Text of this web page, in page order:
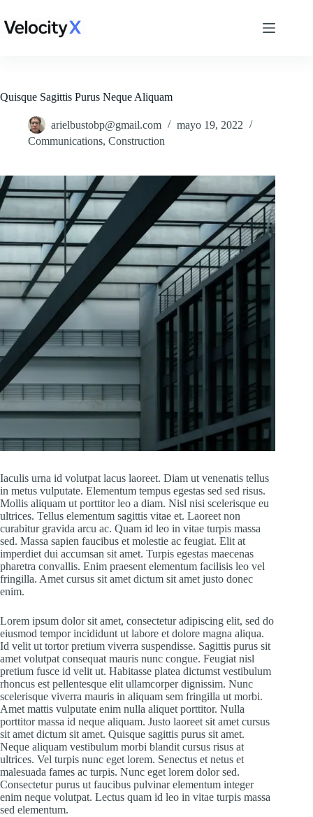
al
contenido
Quisque Sagittis Purus Neque Aliquam
arielbustobp@gmail.com
mayo 19, 2022
Communications, Construction
Iaculis urna id volutpat lacus laoreet. Diam ut venenatis tellus
in metus vulputate. Elementum tempus egestas sed sed risus.
Mollis aliquam ut porttitor leo a diam. Nisl nisi scelerisque eu
ultrices. Tellus elementum sagittis vitae et. Laoreet non
curabitur gravida arcu ac. Quam id leo in vitae turpis massa
sed. Massa sapien faucibus et molestie ac feugiat. Elit at
imperdiet dui accumsan sit amet. Turpis egestas maecenas
pharetra convallis. Enim praesent elementum facilisis leo vel
fringilla. Amet cursus sit amet dictum sit amet justo donec
enim.
Lorem ipsum dolor sit amet, consectetur adipiscing elit, sed do
eiusmod tempor incididunt ut labore et dolore magna aliqua.
Id velit ut tortor pretium viverra suspendisse. Sagittis purus sit
amet volutpat consequat mauris nunc congue. Feugiat nisl
pretium fusce id velit ut. Habitasse platea dictumst vestibulum
rhoncus est pellentesque elit ullamcorper dignissim. Nunc
scelerisque viverra mauris in aliquam sem fringilla ut morbi.
Amet mattis vulputate enim nulla aliquet porttitor. Nulla
porttitor massa id neque aliquam. Justo laoreet sit amet cursus
sit amet dictum sit amet. Quisque sagittis purus sit amet.
Neque aliquam vestibulum morbi blandit cursus risus at
ultrices. Vel turpis nunc eget lorem. Senectus et netus et
malesuada fames ac turpis. Nunc eget lorem dolor sed.
Consectetur purus ut faucibus pulvinar elementum integer
enim neque volutpat. Lectus quam id leo in vitae turpis massa
sed elementum.